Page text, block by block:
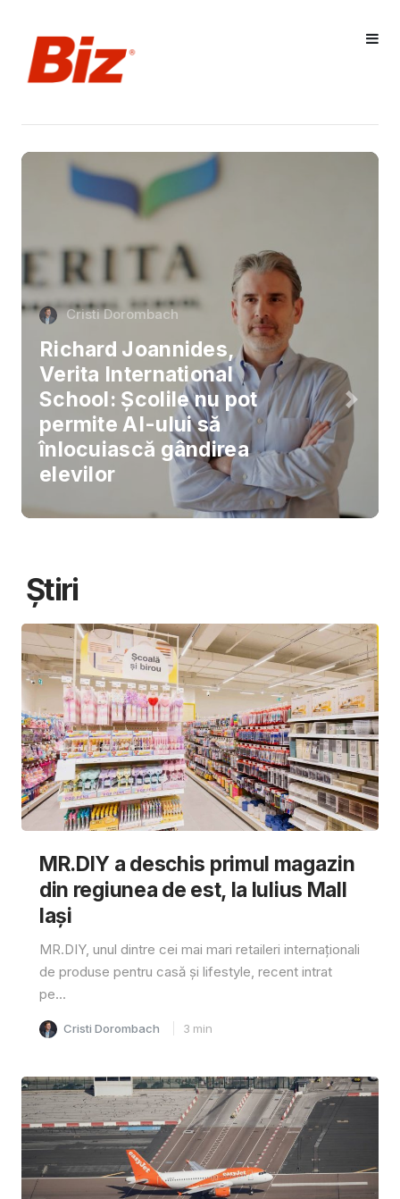
Cristi Dorombach
Richard Joannides,
Verita International
School: Școlile nu pot
permite AI-ului să
înlocuiască gândirea
elevilor
Știri
MR.DIY a deschis primul magazin
din regiunea de est, la Iulius Mall
Iași
MR.DIY, unul dintre cei mai mari retaileri internaționali
de produse pentru casă și lifestyle, recent intrat
pe...
Cristi Dorombach 3 min